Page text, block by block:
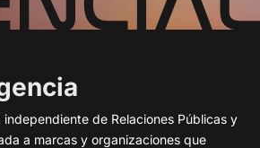
independiente de Relaciones Públicas y
a marcas y organizaciones que